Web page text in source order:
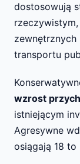
dostosowują
zewnętrznych
transportu
wzrost
istniejącym
Agresywne
osiągają 18 to